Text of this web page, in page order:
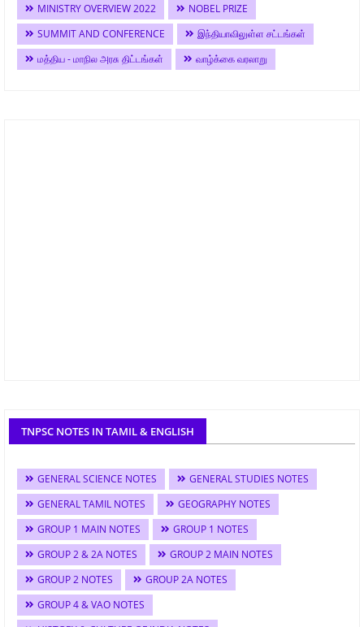
MINISTRY OVERVIEW 2022
NOBEL PRIZE
SUMMIT AND CONFERENCE
இந்தியாவிலுள்ள சட்டங்கள்
மத்திய - மாநில அரசு திட்டங்கள்
வாழ்க்கை வரலாறு
TNPSC NOTES IN TAMIL & ENGLISH
GENERAL SCIENCE NOTES
GENERAL STUDIES NOTES
GENERAL TAMIL NOTES
GEOGRAPHY NOTES
GROUP 1 MAIN NOTES
GROUP 1 NOTES
GROUP 2 & 2A NOTES
GROUP 2 MAIN NOTES
GROUP 2 NOTES
GROUP 2A NOTES
GROUP 4 & VAO NOTES